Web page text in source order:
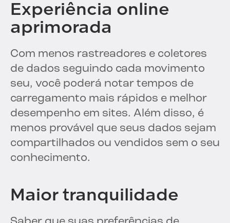
Experiência online
aprimorada
Com menos rastreadores e coletores
de dados seguindo cada movimento
seu, você poderá notar tempos de
carregamento mais rápidos e melhor
desempenho em sites. Além disso, é
menos provável que seus dados sejam
compartilhados ou vendidos sem o seu
conhecimento.
Maior tranquilidade